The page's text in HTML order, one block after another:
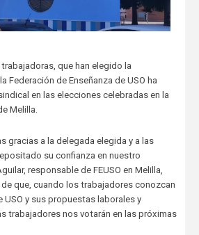
que han elegido la
Federación de Enseñanza de USO ha
en las elecciones celebradas en la
Melilla.
gracias a la delegada elegida y a las
su confianza en nuestro
responsable de FEUSO en Melilla,
que, cuando los trabajadores conozcan
USO y sus propuestas laborales y
trabajadores nos votarán en las próximas